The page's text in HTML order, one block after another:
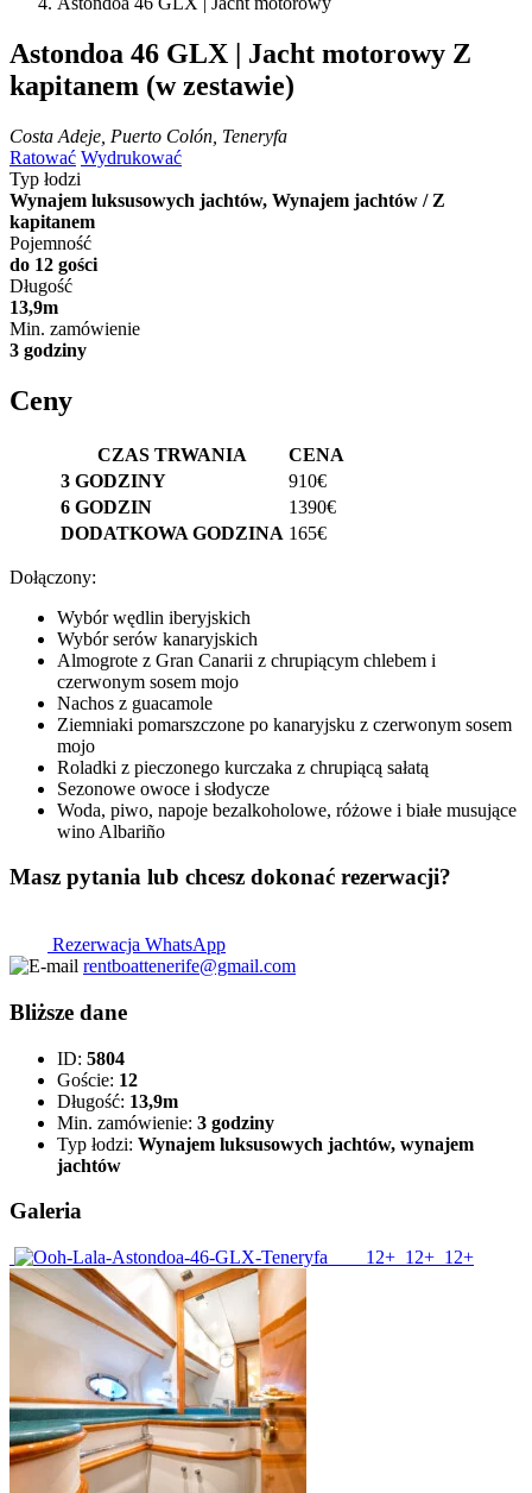
Astondoa 46 GLX | Jacht motorowy Z
kapitanem (w zestawie)
Costa Adeje, Puerto Colón, Teneryfa
Ratować Wydrukować
Typ łodzi
Wynajem luksusowych jachtów, Wynajem jachtów / Z
kapitanem
Pojemność
do 12 gości
Długość
13,9m
Min. zamówienie
3 godziny
Ceny
CZAS TRWANIA
CENA
3 GODZINY
910€
6 GODZIN
1390€
DODATKOWA GODZINA 165€
Dołączony:
Wybór wędlin iberyjskich
Wybór serów kanaryjskich
Almogrote z Gran Canarii z chrupiącym chlebem i
czerwonym sosem mojo
Nachos z guacamole
Ziemniaki pomarszczone po kanaryjsku z czerwonym sosem
mojo
Roladki z pieczonego kurczaka z chrupiącą sałatą
Sezonowe owoce i słodycze
Woda, piwo, napoje bezalkoholowe, różowe i białe musujące
wino Albariño
Masz pytania lub chcesz dokonać rezerwacji?
Rezerwacja WhatsApp
rentboattenerife@gmail.com
Bliższe dane
ID: 5804
Goście: 12
Długość: 13,9m
Min. zamówienie: 3 godziny
Typ łodzi: Wynajem luksusowych jachtów, wynajem
jachtów
Galeria
12+ 12+ 12+